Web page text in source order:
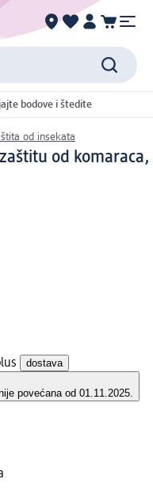
bodove i štedite
od insekata
od komaraca,
dostava
povećana od 01.11.2025.